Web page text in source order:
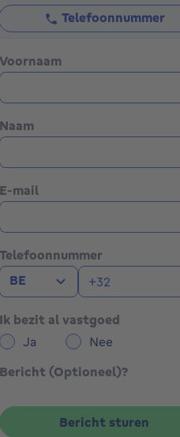
Telefoonnummer
Voornaam
Naam
E-mail
Telefoonnummer
BE
Ik bezit al vastgoed
Ja
Nee
Bericht (Optioneel)?
Bericht sturen